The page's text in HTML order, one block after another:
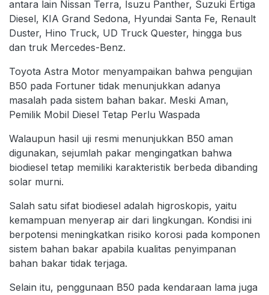
antara lain Nissan Terra, Isuzu Panther, Suzuki Ertiga
Diesel, KIA Grand Sedona, Hyundai Santa Fe, Renault
Duster, Hino Truck, UD Truck Quester, hingga bus
dan truk Mercedes-Benz.
Toyota Astra Motor menyampaikan bahwa pengujian
B50 pada Fortuner tidak menunjukkan adanya
masalah pada sistem bahan bakar. Meski Aman,
Pemilik Mobil Diesel Tetap Perlu Waspada
Walaupun hasil uji resmi menunjukkan B50 aman
digunakan, sejumlah pakar mengingatkan bahwa
biodiesel tetap memiliki karakteristik berbeda dibanding
solar murni.
Salah satu sifat biodiesel adalah higroskopis, yaitu
kemampuan menyerap air dari lingkungan. Kondisi ini
berpotensi meningkatkan risiko korosi pada komponen
sistem bahan bakar apabila kualitas penyimpanan
bahan bakar tidak terjaga.
Selain itu, penggunaan B50 pada kendaraan lama juga